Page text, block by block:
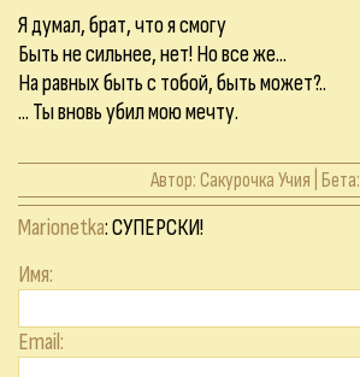
Я думал, брат, что я смогу
Быть не сильнее, нет! Но все же...
На равных быть с тобой, быть может?..
... Ты вновь убил мою мечту.
Автор: Сакурочка Учия | Бета:
Marionetka: СУПЕРСКИ!
Имя:
Email: